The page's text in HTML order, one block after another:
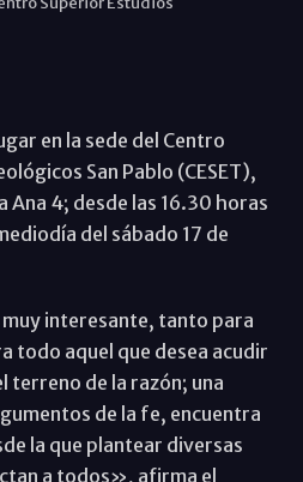
en la sede del Centro
San Pablo (CESET),
Ana 4; desde las 16.30 horas
del sábado 17 de
interesante, tanto para
todo aquel que desea acudir
terreno de la razón; una
de la fe, encuentra
la que plantear diversas
a todos», afirma el